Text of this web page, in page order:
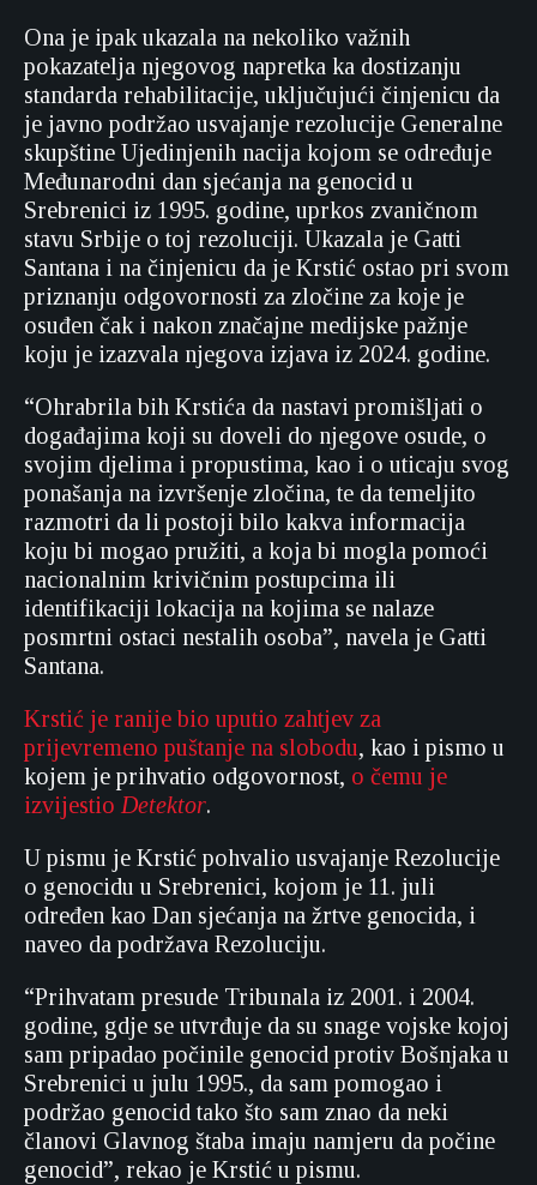
Ona je ipak ukazala na nekoliko važnih
pokazatelja njegovog napretka ka dostizanju
standarda rehabilitacije, uključujući činjenicu da
je javno podržao usvajanje rezolucije Generalne
skupštine Ujedinjenih nacija kojom se određuje
Međunarodni dan sjećanja na genocid u
Srebrenici iz 1995. godine, uprkos zvaničnom
stavu Srbije o toj rezoluciji. Ukazala je Gatti
Santana i na činjenicu da je Krstić ostao pri svom
priznanju odgovornosti za zločine za koje je
osuđen čak i nakon značajne medijske pažnje
koju je izazvala njegova izjava iz 2024. godine.
“Ohrabrila bih Krstića da nastavi promišljati o
događajima koji su doveli do njegove osude, o
svojim djelima i propustima, kao i o uticaju svog
ponašanja na izvršenje zločina, te da temeljito
razmotri da li postoji bilo kakva informacija
koju bi mogao pružiti, a koja bi mogla pomoći
nacionalnim krivičnim postupcima ili
identifikaciji lokacija na kojima se nalaze
posmrtni ostaci nestalih osoba”, navela je Gatti
Santana.
Krstić je ranije bio uputio zahtjev za
prijevremeno puštanje na slobodu, kao i pismo u
kojem je prihvatio odgovornost, o čemu je
izvijestio Detektor.
U pismu je Krstić pohvalio usvajanje Rezolucije
o genocidu u Srebrenici, kojom je 11. juli
određen kao Dan sjećanja na žrtve genocida, i
naveo da podržava Rezoluciju.
“Prihvatam presude Tribunala iz 2001. i 2004.
godine, gdje se utvrđuje da su snage vojske kojoj
sam pripadao počinile genocid protiv Bošnjaka u
Srebrenici u julu 1995., da sam pomogao i
podržao genocid tako što sam znao da neki
članovi Glavnog štaba imaju namjeru da počine
genocid”, rekao je Krstić u pismu.